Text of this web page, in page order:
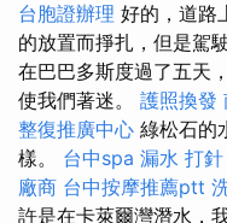
台胞證辦理 好的，道路
的放置而掙扎，但是駕
在巴巴多斯度過了五天
使我們著迷。 護照換發
整復推廣中心 綠松石的
樣。 台中spa 漏水 打針
廠商 台中按摩推薦ptt
許是在卡萊爾灣潛水，